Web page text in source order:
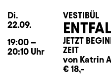
Di.
22.09.
19:00 –
20:10 Uhr
VESTIBÜL
JETZT
ZEIT
von Katrin
€ 18,-